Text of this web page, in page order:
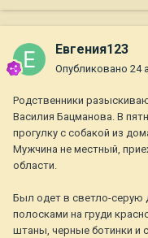
Евгения123
Опубликовано 24
Родственники
Василия Бацманова. В
прогулку с собакой из
Мужчина не местный,
области.
Был одет в светло-серую
полосками на груди
штаны, черные ботинки и